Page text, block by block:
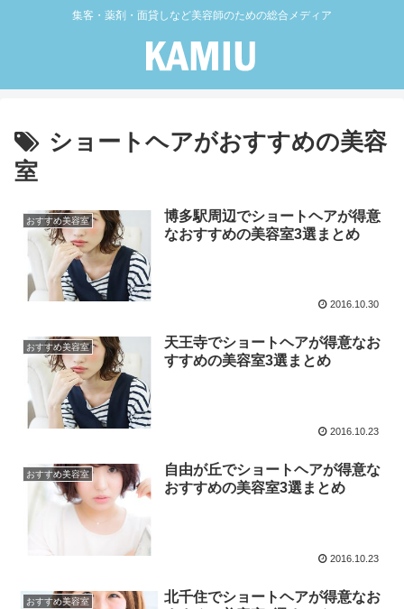
集客・薬剤・面貸しなど美容師のための総合メディア
ショートヘアがおすすめの美容
室
おすすめ美容室
博多駅周辺でショートヘアが得意
なおすすめの美容室3選まとめ
2016.10.30
おすすめ美容室
天王寺でショートヘアが得意なお
すすめの美容室3選まとめ
2016.10.23
おすすめ美容室
自由が丘でショートヘアが得意な
おすすめの美容室3選まとめ
2016.10.23
おすすめ美容室
北千住でショートヘアが得意なお